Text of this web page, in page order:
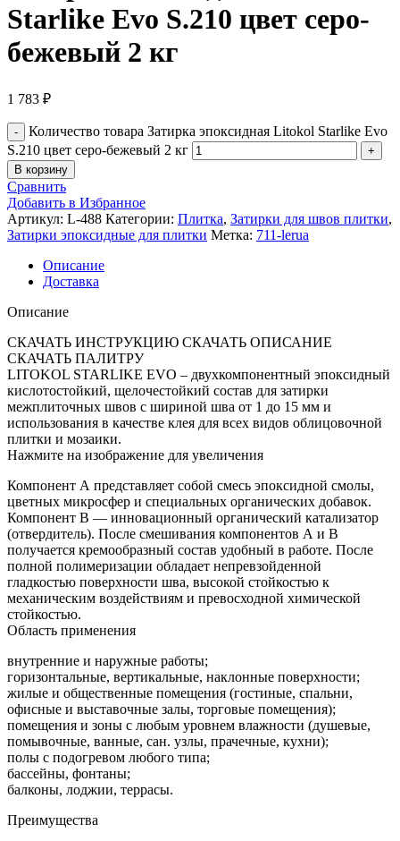
Starlike Evo S.210 цвет серо-
бежевый 2 кг
1 783 ₽
Количество товара Затирка эпоксидная Litokol Starlike Evo
S.210 цвет серо-бежевый 2 кг
В корзину
Сравнить
Добавить в Избранное
Артикул: L-488 Категории: Плитка, Затирки для швов плитки,
Затирки эпоксидные для плитки Метка: 711-lerua
Описание
Доставка
Описание
СКАЧАТЬ ИНСТРУКЦИЮ СКАЧАТЬ ОПИСАНИЕ
СКАЧАТЬ ПАЛИТРУ
LITOKOL STARLIKE EVO – двухкомпонентный эпоксидный
кислотостойкий, щелочестойкий состав для затирки
межплиточных швов с шириной шва от 1 до 15 мм и
использования в качестве клея для всех видов облицовочной
плитки и мозаики.
Нажмите на изображение для увеличения
Компонент А представляет собой смесь эпоксидной смолы,
цветных микросфер и специальных органических добавок.
Компонент В — инновационный органический катализатор
(отвердитель). После смешивания компонентов А и В
получается кремообразный состав удобный в работе. После
полной полимеризации обладает непревзойденной
гладкостью поверхности шва, высокой стойкостью к
механическим воздействиям и превосходной химической
стойкостью.
Область применения
внутренние и наружные работы;
горизонтальные, вертикальные, наклонные поверхности;
жилые и общественные помещения (гостиные, спальни,
офисные и выставочные залы, торговые помещения);
помещения и зоны с любым уровнем влажности (душевые,
помывочные, ванные, сан. узлы, прачечные, кухни);
полы с подогревом любого типа;
бассейны, фонтаны;
балконы, лоджии, террасы.
Преимущества